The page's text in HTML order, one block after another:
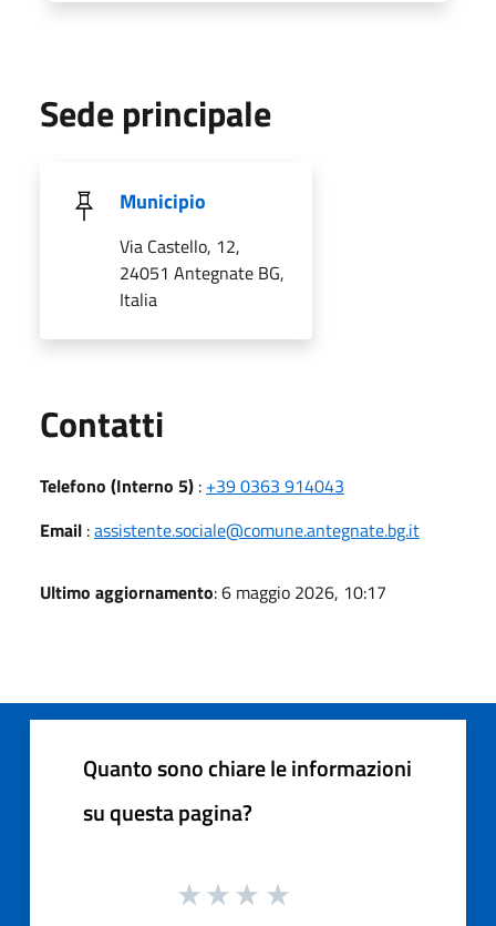
Sede principale
Municipio
Via Castello, 12,
24051 Antegnate BG,
Italia
Contatti
Telefono (Interno 5) : +39 0363 914043
Email :assistente.sociale@comune.antegnate.bg.it
Ultimo aggiornamento: 6 maggio 2026, 10:17
Quanto sono chiare le informazioni
su questa pagina?